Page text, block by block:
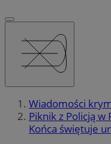
Wiadomości
Piknik z Policją w
Końca świętuje